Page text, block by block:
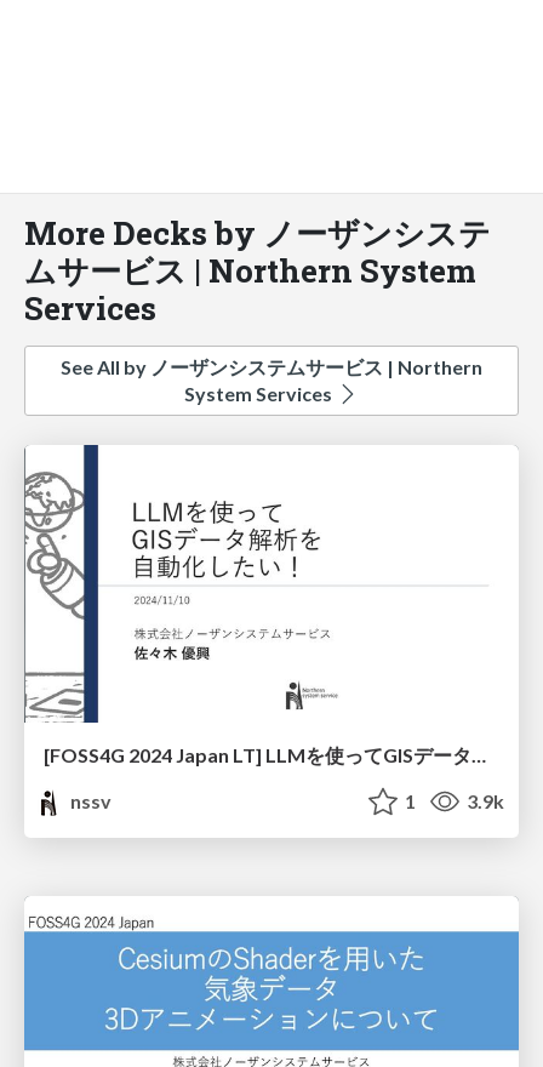
More Decks by ノーザンシステ
ムサービス | Northern System
Services
See All by ノーザンシステムサービス | Northern
System Services
[FOSS4G 2024 Japan LT] LLMを使ってGISデータ解析を自動化したい！
nssv
1 3.9k